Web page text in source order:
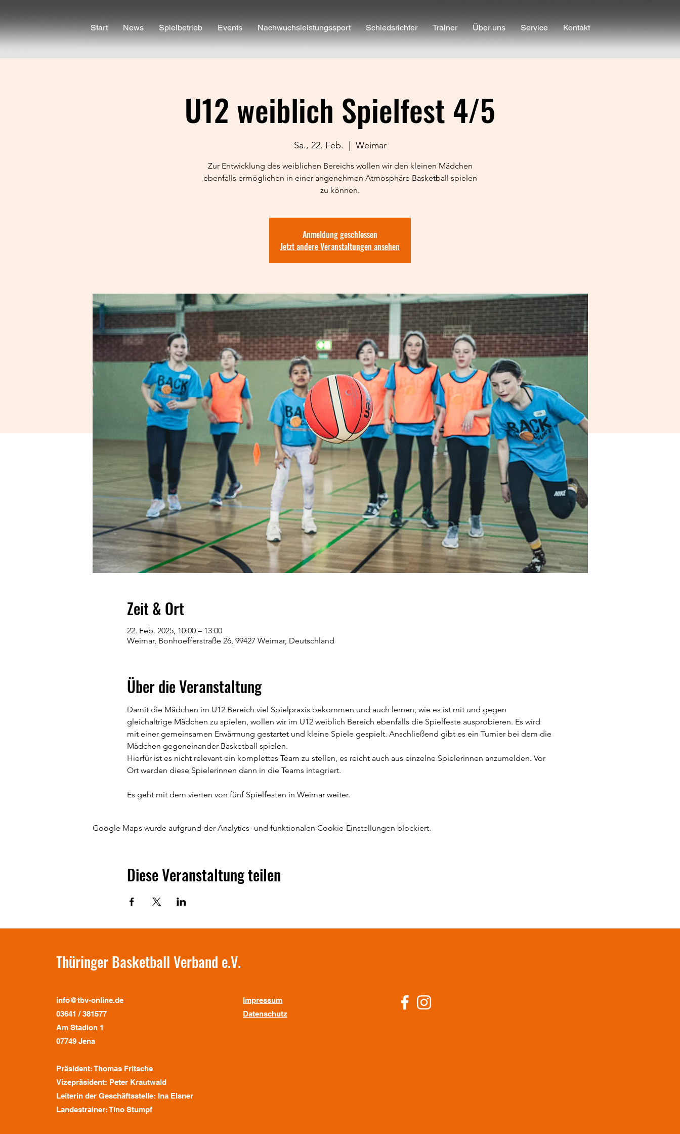
Start News Spielbetrieb Events Nachwuchsleistungssport Schiedsrichter Trainer Über uns Service Kontakt
U12 weiblich Spielfest 4/5
Sa., 22. Feb. Weimar
Zur Entwicklung des weiblichen Bereichs wollen wir den kleinen Mädchen
ebenfalls ermöglichen in einer angenehmen Atmosphäre Basketball spielen
zu können.
Anmeldung geschlossen
Jetzt andere Veranstaltungen ansehen
Zeit & Ort
22. Feb. 2025, 10:00 – 13:00
Weimar, Bonhoefferstraße 26, 99427 Weimar, Deutschland
Über die Veranstaltung
Damit die Mädchen im U12 Bereich viel Spielpraxis bekommen und auch lernen, wie es ist mit und gegen
gleichaltrige Mädchen zu spielen, wollen wir im U12 weiblich Bereich ebenfalls die Spielfeste ausprobieren. Es wird
mit einer gemeinsamen Erwärmung gestartet und kleine Spiele gespielt. Anschließend gibt es ein Turnier bei dem die
Mädchen gegeneinander Basketball spielen.
Hierfür ist es nicht relevant ein komplettes Team zu stellen, es reicht auch aus einzelne Spielerinnen anzumelden. Vor
Ort werden diese Spielerinnen dann in die Teams integriert.
Es geht mit dem vierten von fünf Spielfesten in Weimar weiter.
Google Maps wurde aufgrund der Analytics- und funktionalen Cookie-Einstellungen blockiert.
Diese Veranstaltung teilen
Thüringer Basketball Verband e.V.
info@tbv-online.de
03641 / 381577
Am Stadion 1
07749 Jena
Präsident: Thomas Fritsche
Vizepräsident: Peter Krautwald
Leiterin der Geschäftsstelle: Ina Elsner
Landestrainer: Tino Stumpf
Impressum
Datenschutz